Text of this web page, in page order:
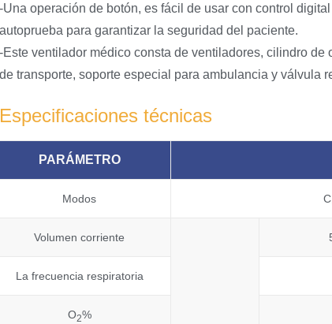
-Una operación de botón, es fácil de usar con control
autoprueba para garantizar la seguridad del paciente.
-Este ventilador médico consta de ventiladores, cilindro
de transporte, soporte especial para ambulancia y válvula
Especificaciones técnicas
PARÁMETRO
Modos
Volumen corriente
La frecuencia respiratoria
O2%